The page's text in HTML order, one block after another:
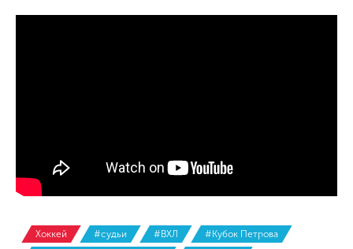
Хоккей #судьи #ВХЛ
#Кубок Петрова